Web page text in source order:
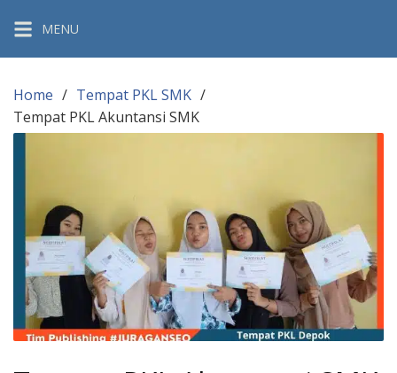
content
MENU
Home
Tempat PKL SMK
Tempat PKL Akuntansi SMK